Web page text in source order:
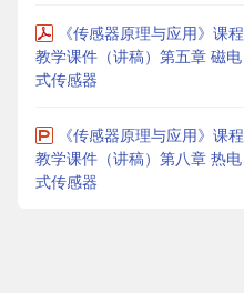
《传感器原理与应用》课程
教学课件（讲稿）第五章 磁电
式传感器
《传感器原理与应用》课程
教学课件（讲稿）第八章 热电
式传感器